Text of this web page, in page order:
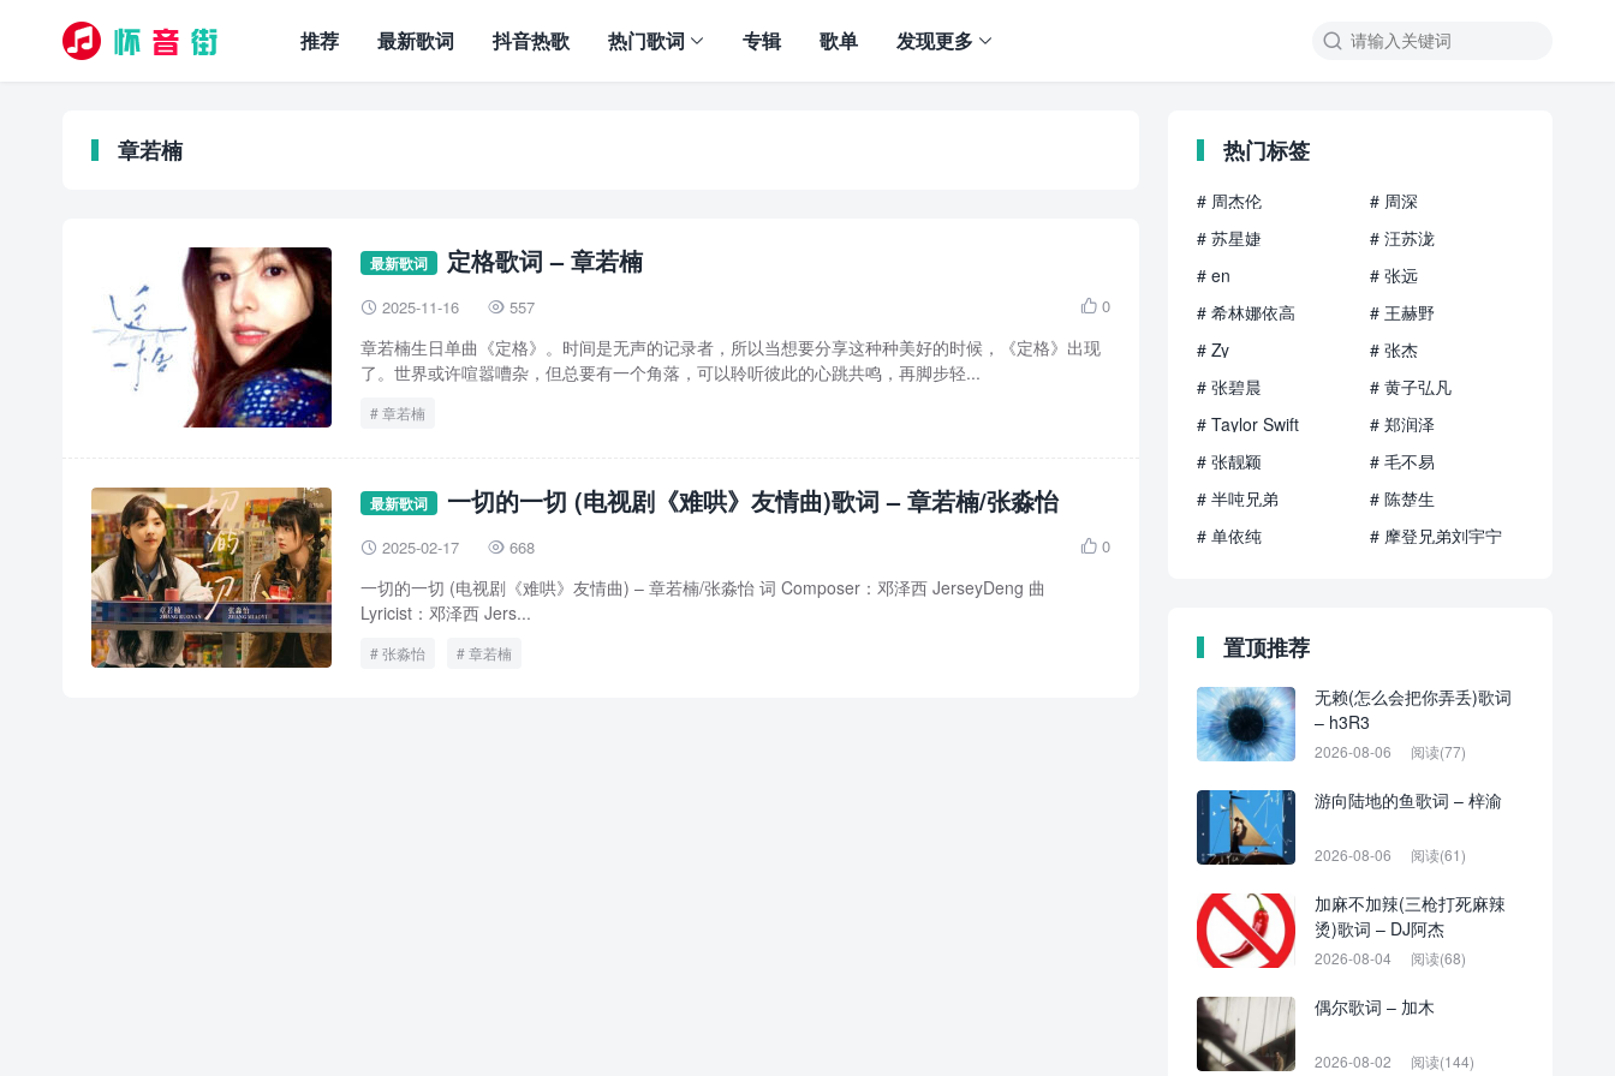

推荐 最新歌词 抖音热歌 热门歌词 专辑 歌单 发现更多
章若楠
最新歌词 定格歌词 – 章若楠
 2025-11-16  557  0
章若楠生日单曲《定格》。时间是无声的记录者，所以当想要分享这种种美好的时候，《定格》出现
了。世界或许喧嚣嘈杂，但总要有一个角落，可以聆听彼此的心跳共鸣，再脚步轻...
章若楠
最新歌词 一切的一切 (电视剧《难哄》友情曲)歌词 – 章若楠/张淼怡
 2025-02-17  668  0
一切的一切 (电视剧《难哄》友情曲) – 章若楠/张淼怡 词 Composer：邓泽西 JerseyDeng 曲
Lyricist：邓泽西 Jers...
张淼怡 章若楠
热门标签
# 周杰伦
# 周深
# 苏星婕
# 汪苏泷
# en
# 张远
# 希林娜依高
# 王赫野
# Zy
# 张杰
# 张碧晨
# 黄子弘凡
# Taylor Swift
# 郑润泽
# 张靓颖
# 毛不易
# 半吨兄弟
# 陈楚生
# 单依纯
# 摩登兄弟刘宇宁
置顶推荐
无赖(怎么会把你弄丢)歌词
– h3R3
2026-08-06 阅读(77)
游向陆地的鱼歌词 – 梓渝
2026-08-06 阅读(61)
加麻不加辣(三枪打死麻辣
烫)歌词 – DJ阿杰
2026-08-04 阅读(68)
偶尔歌词 – 加木
2026-08-02 阅读(144)